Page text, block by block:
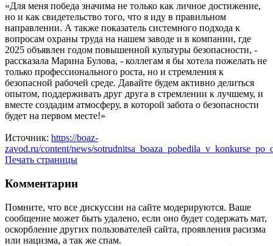
«Для меня победа значима не только как личное достижение,
но и как свидетельство того, что я иду в правильном
направлении. А также показатель системного подхода к
вопросам охраны труда на нашем заводе и в компании, где
2025 объявлен годом повышенной культуры безопасности, -
рассказала Марина Булова, - коллегам я бы хотела пожелать не
только профессионального роста, но и стремления к
безопасной рабочей среде. Давайте будем активно делиться
опытом, поддерживать друг друга в стремлении к лучшему, и
вместе создадим атмосферу, в которой забота о безопасности
будет на первом месте!»
Источник: https://boaz-
zavod.ru/content/news/
Печать страницы
Комментарии
Помните, что все дискуссии на сайте модерируются. Ваше
сообщение может быть удалено, если оно будет содержать мат,
оскорбление других пользователей сайта, проявления расизма
или нацизма, а так же спам.